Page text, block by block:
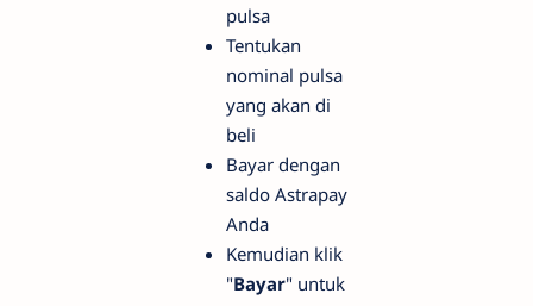
pulsa
Tentukan
nominal pulsa
yang akan di
beli
Bayar dengan
saldo Astrapay
Anda
Kemudian klik
"Bayar" untuk